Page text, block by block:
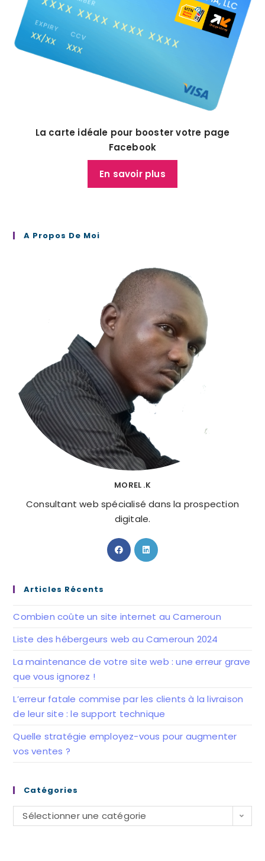
La carte idéale pour booster votre page
Facebook
En savoir plus
A Propos De Moi
MOREL .K
Consultant web spécialisé dans la prospection
digitale.
S’ouvre
dans
S’ouvre
Articles Récents
Combien coûte un site internet au Cameroun
Liste des hébergeurs web au Cameroun 2024
La maintenance de votre site web : une erreur grave
que vous ignorez !
L’erreur fatale commise par les clients à la livraison
de leur site : le support technique
Quelle stratégie employez-vous pour augmenter
vos ventes ?
Catégories
Catégories
Sélectionner une catégorie